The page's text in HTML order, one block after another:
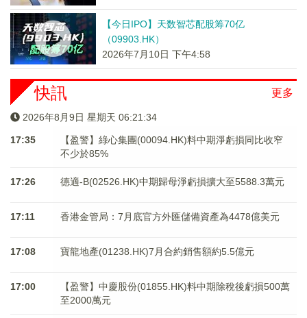
【今日IPO】天数智芯配股筹70亿
（09903.HK）
2026年7月10日 下午4:58
更多
快訊
2026年8月9日 星期天 06:21:34
17:35
【盈警】綠心集團(00094.HK)料中期淨虧損同比收窄
不少於85%
17:26 德適-B(02526.HK)中期歸母淨虧損擴大至5588.3萬元
17:11 香港金管局：7月底官方外匯儲備資產為4478億美元
17:08 寶龍地產(01238.HK)7月合約銷售額約5.5億元
17:00
【盈警】中慶股份(01855.HK)料中期除稅後虧損500萬
至2000萬元